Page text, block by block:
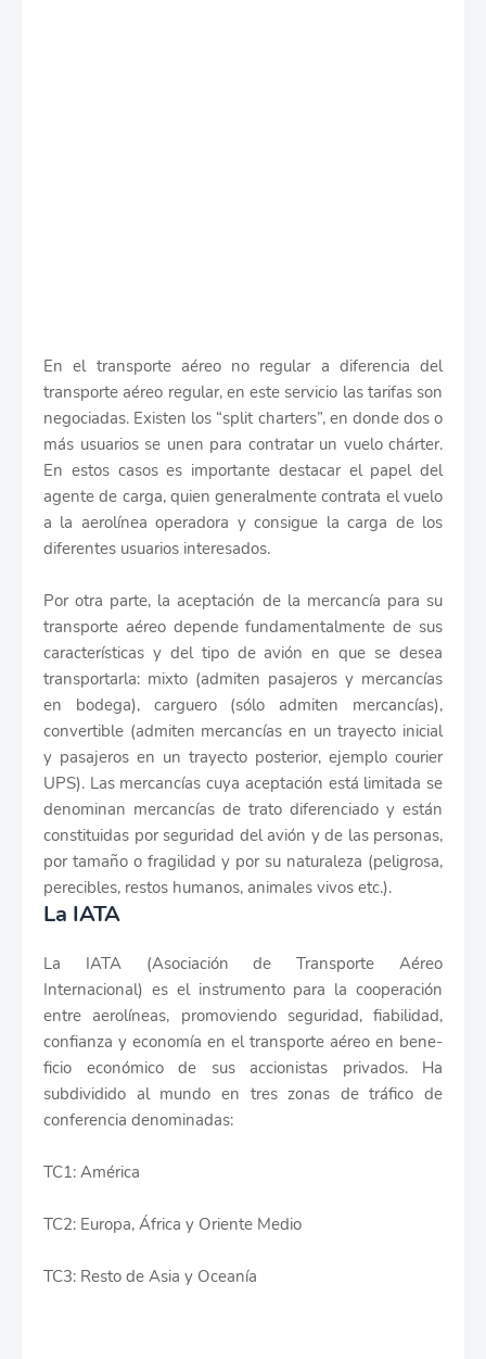
En el transporte aéreo no regular a diferencia del
transporte aéreo regular, en este servicio las tarifas son
negociadas. Existen los “split charters”, en donde dos o
más usuarios se unen para contratar un vuelo chárter.
En estos casos es importante destacar el papel del
agente de carga, quien generalmente contrata el vuelo
a la aerolínea operadora y consigue la carga de los
diferentes usuarios interesados.
Por otra parte, la aceptación de la mercancía para su
transporte aéreo depende fundamentalmente de sus
características y del tipo de avión en que se desea
transportarla: mixto (admiten pasajeros y mercancías
en bodega), carguero (sólo admiten mercancías),
convertible (admiten mercancías en un trayecto inicial
y pasajeros en un trayecto posterior, ejemplo courier
UPS). Las mercancías cuya aceptación está limitada se
denominan mercancías de trato diferenciado y están
constituidas por seguridad del avión y de las personas,
por tamaño o fragilidad y por su naturaleza (peligrosa,
perecibles, restos humanos, animales vivos etc.).
La IATA
La IATA (Asociación de Transporte Aéreo
Internacional) es el instrumento para la cooperación
entre aerolíneas, promoviendo seguridad, ­fiabilidad,
con­fianza y economía en el transporte aéreo en bene­
ficio económico de sus accionistas privados. Ha
subdividido al mundo en tres zonas de tráfi­co de
conferencia denominadas:
TC1: América
TC2: Europa, África y Oriente Medio
TC3: Resto de Asia y Oceanía